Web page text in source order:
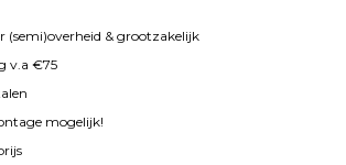
(semi)overheid & grootzakelijk
v.a €75
mogelijk!